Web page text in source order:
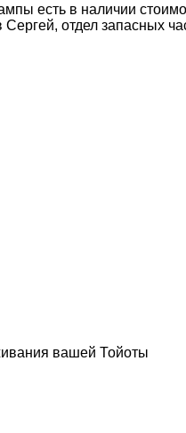
есть в наличии
отдел запасных
вашей Тойоты